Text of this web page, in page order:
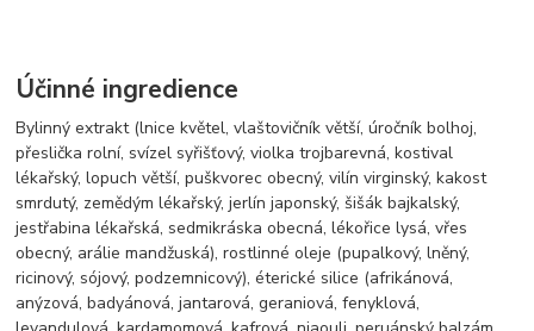
Účinné ingredience
Bylinný extrakt (lnice květel, vlaštovičník větší, úročník bolhoj,
přeslička rolní, svízel syřišťový, violka trojbarevná, kostival
lékařský, lopuch větší, puškvorec obecný, vilín virginský, kakost
smrdutý, zemědým lékařský, jerlín japonský, šišák bajkalský,
jestřabina lékařská, sedmikráska obecná, lékořice lysá, vřes
obecný, arálie mandžuská), rostlinné oleje (pupalkový, lněný,
ricinový, sójový, podzemnicový), éterické silice (afrikánová,
anýzová, badyánová, jantarová, geraniová, fenyklová,